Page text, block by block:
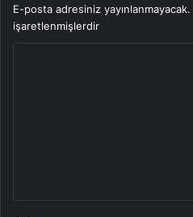
E-posta adresiniz yayınlanmayacak.
işaretlenmişlerdir